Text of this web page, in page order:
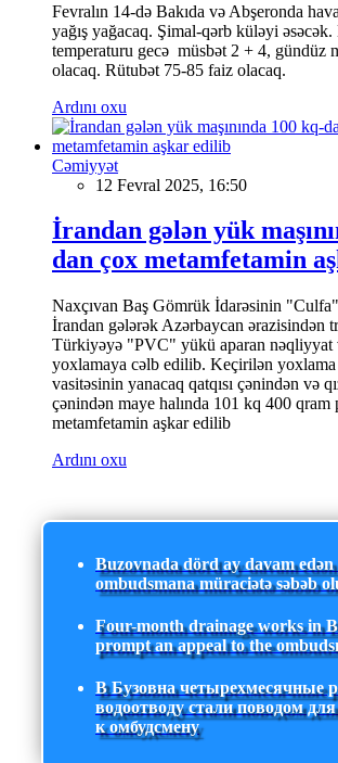
Fevralın 14-də Bakıda və Abşeronda
yağış yağacaq. Şimal-qərb küləyi əsəcək.
temperaturu gecə müsbət 2 + 4, gündüz
olacaq. Rütubət 75-85 faiz olacaq.
Ardını oxu
Cəmiyyət
12 Fevral 2025, 16:50
İrandan gələn yük
dan çox metamfetamin
Naxçıvan Baş Gömrük İdarəsinin
İrandan gələrək Azərbaycan ərazisindən
Türkiyəyə "PVC" yükü aparan nəqliyyat
yoxlamaya cəlb edilib. Keçirilən yoxlama
vasitəsinin yanacaq qatqısı çənindən və
çənindən maye halında 101 kq 400 qram
metamfetamin aşkar edilib
Ardını oxu
Buzovnada dörd ay davam
ombudsmana müraciətə səbəb
Four-month drainage works in
prompt an appeal to the
В Бузовна четырехмесячные
водоотводу стали поводом
к омбудсмену